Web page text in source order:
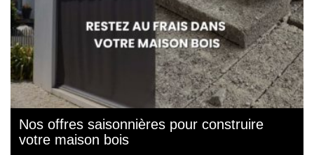
Nos offres saisonnières pour construire
votre maison bois